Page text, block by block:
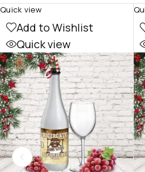
Add to Wishlist
Quick view
Quick view